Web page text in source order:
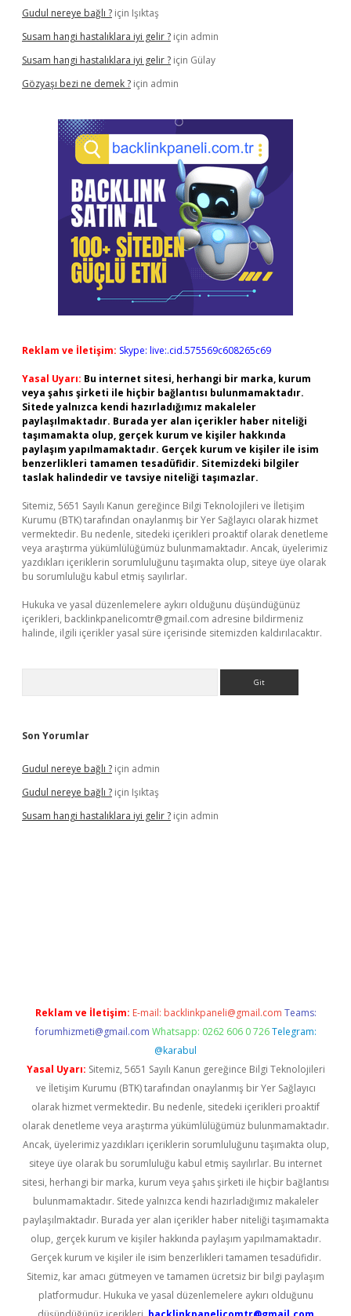
Gudul nereye bağlı ? için Işıktaş
Susam hangi hastalıklara iyi gelir ? için admin
Susam hangi hastalıklara iyi gelir ? için Gülay
Gözyaşı bezi ne demek ? için admin
Reklam ve İletişim: Skype: live:.cid.575569c608265c69
Yasal Uyarı: Bu internet sitesi, herhangi bir marka, kurum
veya şahıs şirketi ile hiçbir bağlantısı bulunmamaktadır.
Sitede yalnızca kendi hazırladığımız makaleler
paylaşılmaktadır. Burada yer alan içerikler haber niteliği
taşımamakta olup, gerçek kurum ve kişiler hakkında
paylaşım yapılmamaktadır. Gerçek kurum ve kişiler ile isim
benzerlikleri tamamen tesadüfidir. Sitemizdeki bilgiler
taslak halindedir ve tavsiye niteliği taşımazlar.
Sitemiz, 5651 Sayılı Kanun gereğince Bilgi Teknolojileri ve İletişim
Kurumu (BTK) tarafından onaylanmış bir Yer Sağlayıcı olarak hizmet
vermektedir. Bu nedenle, sitedeki içerikleri proaktif olarak denetleme
veya araştırma yükümlülüğümüz bulunmamaktadır. Ancak, üyelerimiz
yazdıkları içeriklerin sorumluluğunu taşımakta olup, siteye üye olarak
bu sorumluluğu kabul etmiş sayılırlar.
Hukuka ve yasal düzenlemelere aykırı olduğunu düşündüğünüz
içerikleri, backlinkpanelicomtr@gmail.com adresine bildirmeniz
halinde, ilgili içerikler yasal süre içerisinde sitemizden kaldırılacaktır.
Son Yorumlar
Gudul nereye bağlı ? için admin
Gudul nereye bağlı ? için Işıktaş
Susam hangi hastalıklara iyi gelir ? için admin
Reklam ve İletişim: E-mail: backlinkpaneli@gmail.com Teams:
forumhizmeti@gmail.com Whatsapp: 0262 606 0 726 Telegram:
@karabul
Yasal Uyarı: Sitemiz, 5651 Sayılı Kanun gereğince Bilgi Teknolojileri
ve İletişim Kurumu (BTK) tarafından onaylanmış bir Yer Sağlayıcı
olarak hizmet vermektedir. Bu nedenle, sitedeki içerikleri proaktif
olarak denetleme veya araştırma yükümlülüğümüz bulunmamaktadır.
Ancak, üyelerimiz yazdıkları içeriklerin sorumluluğunu taşımakta olup,
siteye üye olarak bu sorumluluğu kabul etmiş sayılırlar. Bu internet
sitesi, herhangi bir marka, kurum veya şahıs şirketi ile hiçbir bağlantısı
bulunmamaktadır. Sitede yalnızca kendi hazırladığımız makaleler
paylaşılmaktadır. Burada yer alan içerikler haber niteliği taşımamakta
olup, gerçek kurum ve kişiler hakkında paylaşım yapılmamaktadır.
Gerçek kurum ve kişiler ile isim benzerlikleri tamamen tesadüfidir.
Sitemiz, kar amacı gütmeyen ve tamamen ücretsiz bir bilgi paylaşım
platformudur. Hukuka ve yasal düzenlemelere aykırı olduğunu